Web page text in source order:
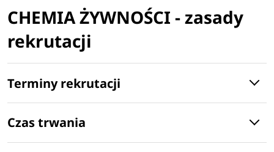
CHEMIA ŻYWNOŚCI - zasady
rekrutacji
Terminy rekrutacji
Czas trwania